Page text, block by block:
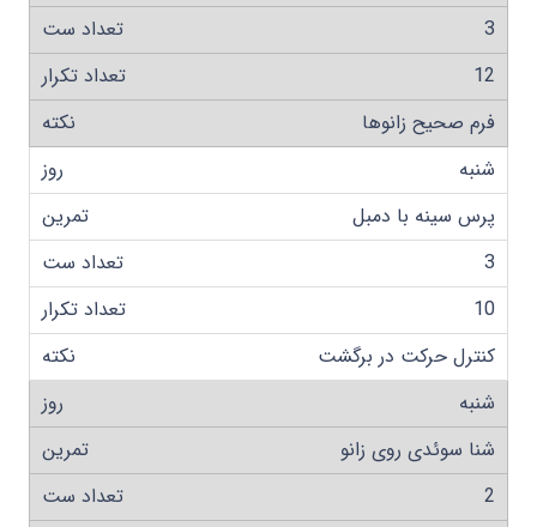
3
12
فرم صحیح زانوها
شنبه
پرس سینه با دمبل
3
10
کنترل حرکت در برگشت
شنبه
شنا سوئدی روی زانو
2